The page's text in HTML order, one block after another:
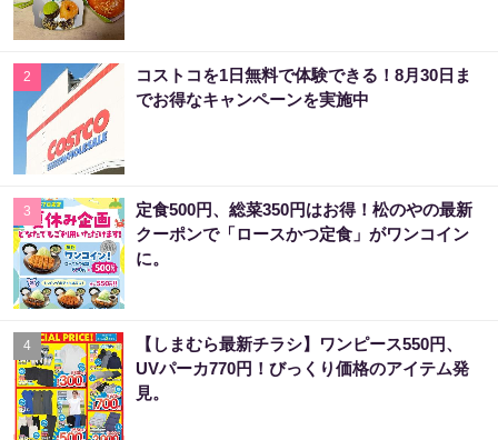
2
コストコを1日無料で体験できる！8月30日ま
でお得なキャンペーンを実施中
3
定食500円、総菜350円はお得！松のやの最新
クーポンで「ロースかつ定食」がワンコイン
に。
4
【しまむら最新チラシ】ワンピース550円、
UVパーカ770円！びっくり価格のアイテム発
見。